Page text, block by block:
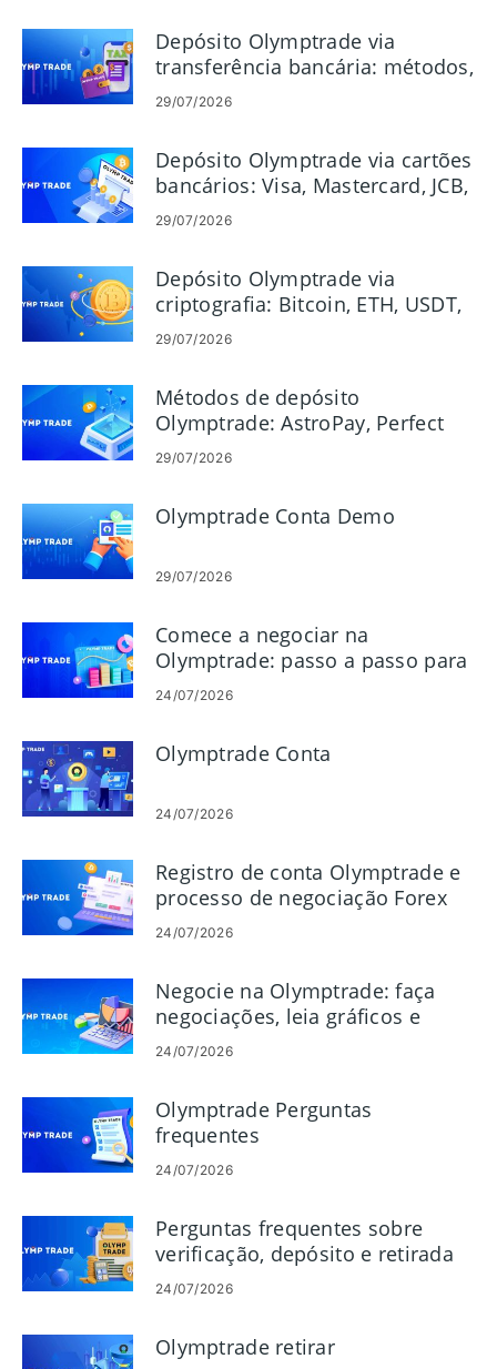
Depósito Olymptrade via
transferência bancária: métodos,
limites e tempos
29/07/2026
Depósito Olymptrade via cartões
bancários: Visa, Mastercard, JCB,
Discover
29/07/2026
Depósito Olymptrade via
criptografia: Bitcoin, ETH, USDT,
Lunu
29/07/2026
Métodos de depósito
Olymptrade: AstroPay, Perfect
Money, Neteller, Skrill
29/07/2026
Olymptrade Conta Demo
29/07/2026
Comece a negociar na
Olymptrade: passo a passo para
iniciantes
24/07/2026
Olymptrade Conta
24/07/2026
Registro de conta Olymptrade e
processo de negociação Forex
24/07/2026
Negocie na Olymptrade: faça
negociações, leia gráficos e
gerencie riscos
24/07/2026
Olymptrade Perguntas
frequentes
24/07/2026
Perguntas frequentes sobre
verificação, depósito e retirada
da Olymptrade
24/07/2026
Olymptrade retirar